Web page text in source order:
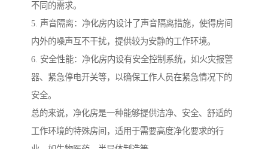
不同的需求。
5. 声音隔离：净化房内设计了声音隔离措施，使得房间
内外的噪声互不干扰，提供较为安静的工作环境。
6. 安全性能：净化房内设有安全控制系统，如火灾报警
器、紧急停电开关等，以确保工作人员在紧急情况下的
安全。
总的来说，净化房是一种能够提供洁净、安全、舒适的
工作环境的特殊房间，适用于需要高度净化要求的行